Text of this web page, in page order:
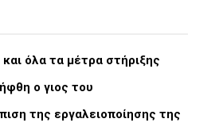
όλα τα μέτρα στήριξης
ο γιος του
της εργαλειοποίησης της